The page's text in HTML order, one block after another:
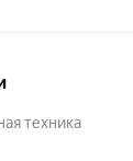
техника